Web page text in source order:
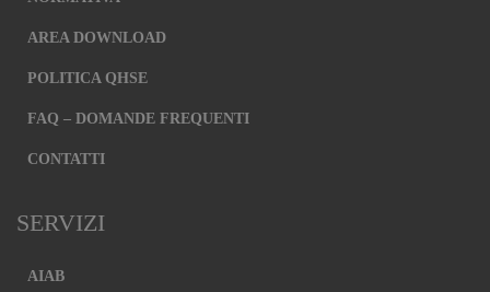
AREA DOWNLOAD
POLITICA QHSE
FAQ – DOMANDE FREQUENTI
CONTATTI
SERVIZI
AIAB